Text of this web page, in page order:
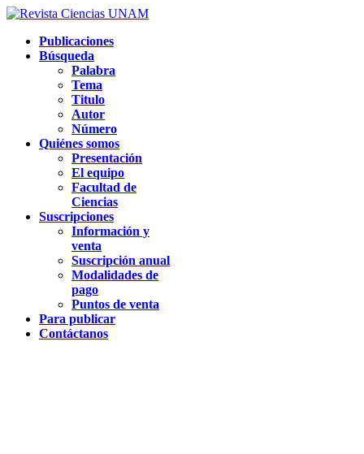
Publicaciones
Búsqueda
Palabra
Tema
Titulo
Autor
Número
Quiénes somos
Presentación
El equipo
Facultad de
Ciencias
Suscripciones
Información y
venta
Suscripción anual
Modalidades de
pago
Puntos de venta
Para publicar
Contáctanos